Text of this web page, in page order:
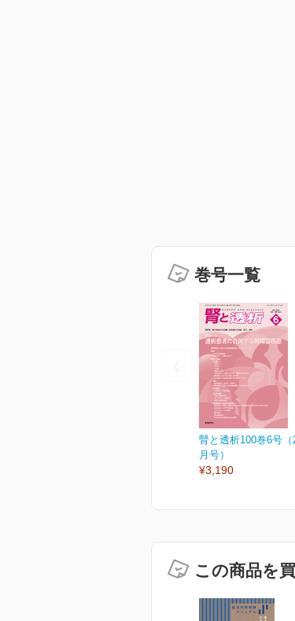
巻号一覧
腎と透析100巻6号（
月号）
¥3,190
この商品を